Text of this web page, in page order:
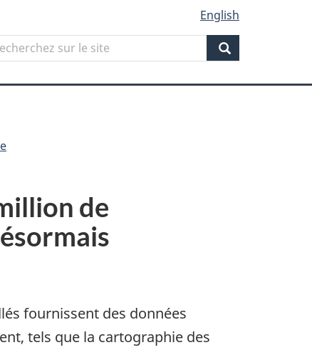
English
Search
de
fournissent des données
tels que la cartographie des